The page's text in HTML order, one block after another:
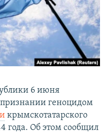
6 июня
признании геноцидом
крымскотатарского
года. Об этом сообщил